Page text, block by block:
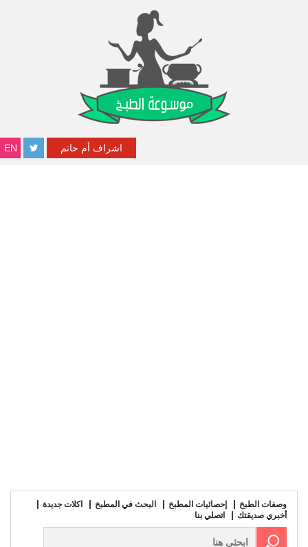
EN اشراف أم حاتم
وصفات الطبخ إحصائيات المطبخ البحث في المطبخ
اكلات جديدة
أخبري صديقتك
اتصلي بنا